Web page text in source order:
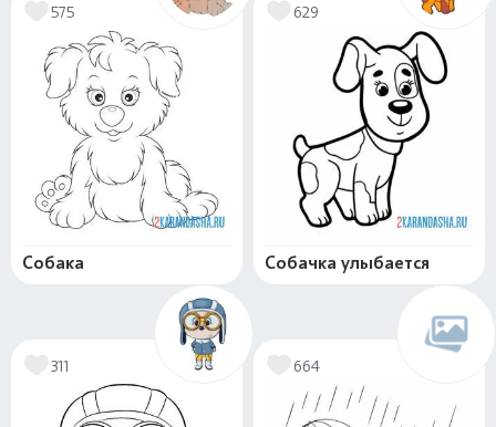
575
Собака
629
Собачка улыбается
311 664